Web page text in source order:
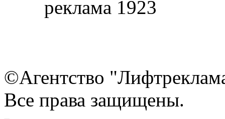
©Агентство
Все права защищены.